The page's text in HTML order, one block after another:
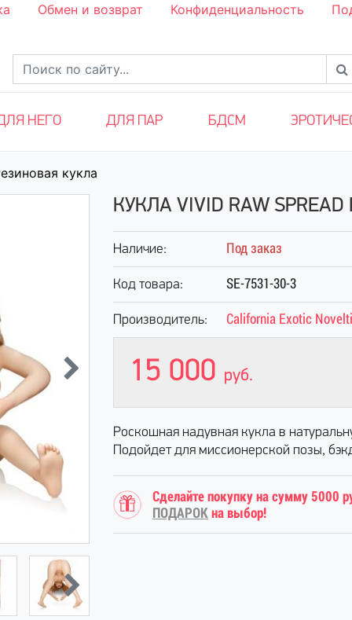
Обмен и возврат Конфиденциальность
НЕГО ДЛЯ ПАР БДСМ
кукла
КУКЛА VIVID RAW
Наличие: Под заказ
Код товара: SE-7531-30-3
Производитель: California Exotic
15 000 руб.
Роскошная надувная кукла в
Подойдет для миссионерской позы,
Сделайте покупку на сумму 5000
ПОДАРОК на выбор!